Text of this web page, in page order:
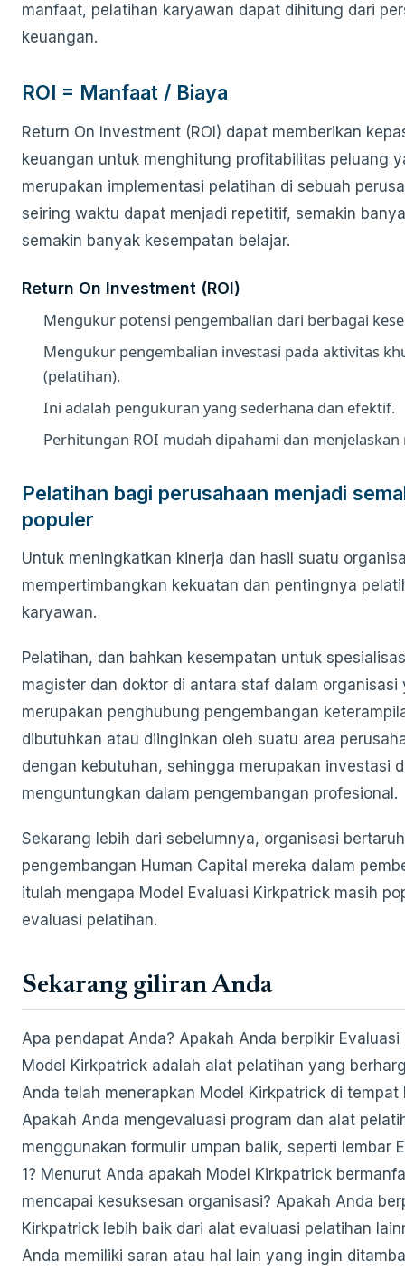
manfaat, pelatihan karyawan dapat dihitung dari
keuangan.
ROI = Manfaat / Biaya
Return On Investment (ROI) dapat memberikan
keuangan untuk menghitung profitabilitas peluang
merupakan implementasi pelatihan di sebuah
seiring waktu dapat menjadi repetitif, semakin
semakin banyak kesempatan belajar.
Return On Investment (ROI)
Mengukur potensi pengembalian dari berbagai
Mengukur pengembalian investasi pada aktivitas
(pelatihan).
Ini adalah pengukuran yang sederhana dan efektif.
Perhitungan ROI mudah dipahami dan
Pelatihan bagi perusahaan menjadi
populer
Untuk meningkatkan kinerja dan hasil suatu
mempertimbangkan kekuatan dan pentingnya
karyawan.
Pelatihan, dan bahkan kesempatan untuk
magister dan doktor di antara staf dalam organisasi
merupakan penghubung pengembangan
dibutuhkan atau diinginkan oleh suatu area
dengan kebutuhan, sehingga merupakan investasi
menguntungkan dalam pengembangan profesional.
Sekarang lebih dari sebelumnya, organisasi
pengembangan Human Capital mereka dalam
itulah mengapa Model Evaluasi Kirkpatrick masih
evaluasi pelatihan.
Sekarang giliran Anda
Apa pendapat Anda? Apakah Anda berpikir Evaluasi
Model Kirkpatrick adalah alat pelatihan yang
Anda telah menerapkan Model Kirkpatrick di tempat
Apakah Anda mengevaluasi program dan alat
menggunakan formulir umpan balik, seperti lembar
1? Menurut Anda apakah Model Kirkpatrick
mencapai kesuksesan organisasi? Apakah Anda
Kirkpatrick lebih baik dari alat evaluasi pelatihan
Anda memiliki saran atau hal lain yang ingin